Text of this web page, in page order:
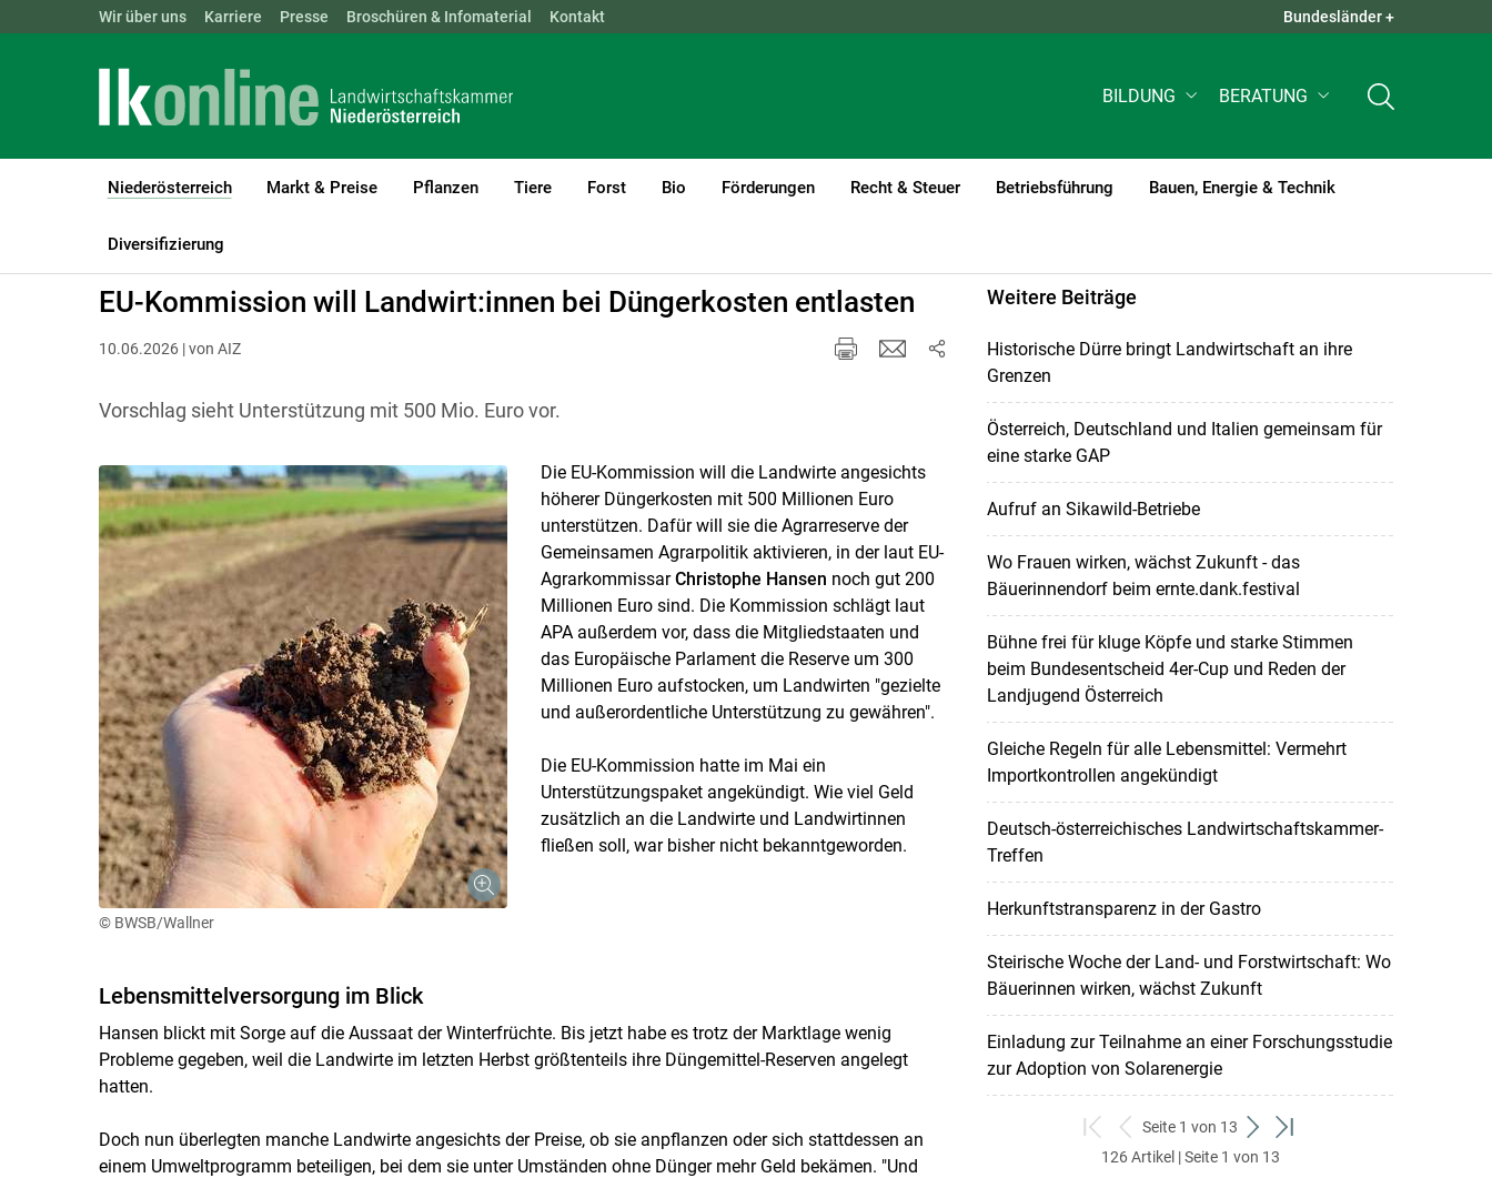
Skip to main content
Landwirtschaftskammern: ÖSTERREICH BGLD KTN NÖ OÖ SBG QUICK LINKS +
Wir über uns Karriere Presse Broschüren & Infomaterial Kontakt Bundesländer +
BILDUNG BERATUNG
Niederösterreich
(current)1
Markt & Preise Pflanzen Tiere Forst Bio Förderungen Recht & Steuer Betriebsführung Bauen, Energie & Technik
Diversifizierung
LK Niederösterreich
EU-Kommission will Landwirt:innen bei Düngerkosten entlasten
10.06.2026 | von AIZ
Vorschlag sieht Unterstützung mit 500 Mio. Euro vor.
© BWSB/Wallner
Die EU-Kommission will die Landwirte angesichts
höherer Düngerkosten mit 500 Millionen Euro
unterstützen. Dafür will sie die Agrarreserve der
Gemeinsamen Agrarpolitik aktivieren, in der laut EU-
AgrarkommissarChristophe Hansen noch gut 200
Millionen Euro sind. Die Kommission schlägt laut
APA außerdem vor, dass die Mitgliedstaaten und
das Europäische Parlament die Reserve um 300
Millionen Euro aufstocken, um Landwirten "gezielte
und außerordentliche Unterstützung zu gewähren".
Die EU-Kommission hatte im Mai ein
Unterstützungspaket angekündigt. Wie viel Geld
zusätzlich an die Landwirte und Landwirtinnen
fließen soll, war bisher nicht bekanntgeworden.
Lebensmittelversorgung im Blick
Hansen blickt mit Sorge auf die Aussaat der Winterfrüchte. Bis jetzt habe es trotz der Marktlage wenig
Probleme gegeben, weil die Landwirte im letzten Herbst größtenteils ihre Düngemittel-Reserven angelegt
hatten.
Doch nun überlegten manche Landwirte angesichts der Preise, ob sie anpflanzen oder sich stattdessen an
einem Umweltprogramm beteiligen, bei dem sie unter Umständen ohne Dünger mehr Geld bekämen. "Und
Weitere Beiträge
Historische Dürre bringt Landwirtschaft an ihre
Grenzen
Österreich, Deutschland und Italien gemeinsam für
eine starke GAP
Aufruf an Sikawild-Betriebe
Wo Frauen wirken, wächst Zukunft - das
Bäuerinnendorf beim ernte.dank.festival
Bühne frei für kluge Köpfe und starke Stimmen
beim Bundesentscheid 4er-Cup und Reden der
Landjugend Österreich
Gleiche Regeln für alle Lebensmittel: Vermehrt
Importkontrollen angekündigt
Deutsch-österreichisches Landwirtschaftskammer-
Treffen
Herkunftstransparenz in der Gastro
Steirische Woche der Land- und Forstwirtschaft: Wo
Bäuerinnen wirken, wächst Zukunft
Einladung zur Teilnahme an einer Forschungsstudie
zur Adoption von Solarenergie
zum
ersten
zurück
zum
Seite 1 von 13
weiter
zum
zum
126 Artikel | Seite 1 von 13